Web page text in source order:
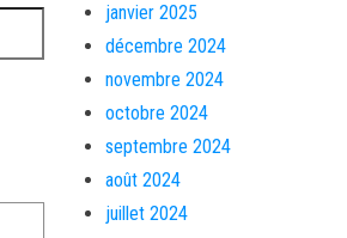
janvier 2025
décembre 2024
novembre 2024
octobre 2024
septembre 2024
août 2024
juillet 2024